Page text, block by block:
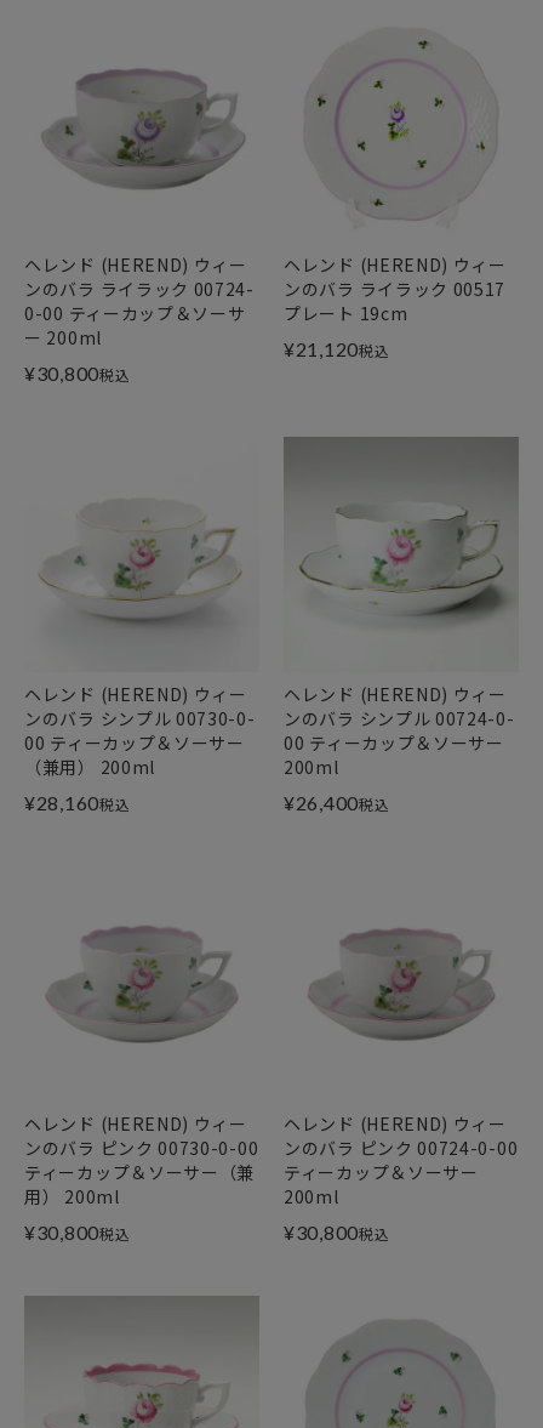
ヘレンド (HEREND) ウィー
ンのバラ ライラック 00724-
0-00 ティーカップ＆ソーサ
ー 200ml
¥30,800税込
ヘレンド (HEREND) ウィー
ンのバラ ライラック 00517
プレート 19cm
¥21,120税込
ヘレンド (HEREND) ウィー
ンのバラ シンプル 00730-0-
00 ティーカップ＆ソーサー
（兼用） 200ml
¥28,160税込
ヘレンド (HEREND) ウィー
ンのバラ シンプル 00724-0-
00 ティーカップ＆ソーサー
200ml
¥26,400税込
ヘレンド (HEREND) ウィー
ンのバラ ピンク 00730-0-00
ティーカップ＆ソーサー（兼
用） 200ml
¥30,800税込
ヘレンド (HEREND) ウィー
ンのバラ ピンク 00724-0-00
ティーカップ＆ソーサー
200ml
¥30,800税込